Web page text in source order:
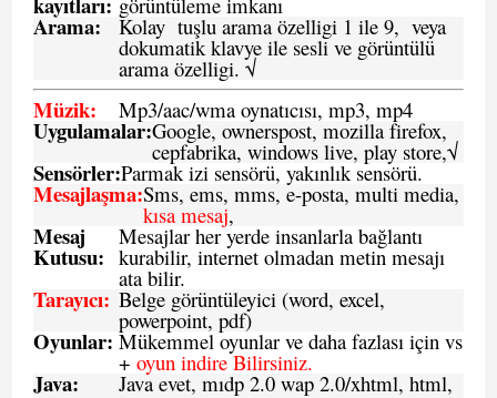
Arama: Kolay tuşlu arama özelligi 1 ile 9, veya
dokumatik klavye ile sesli ve görüntülü
arama özelligi. √
Müzik: Mp3/aac/wma oynatıcısı, mp3, mp4
Uygulamalar:Google, ownerspost, mozilla firefox,
cepfabrika, windows live, play store,√
Sensörler:Parmak izi sensörü, yakınlık sensörü.
Mesajlaşma:Sms, ems, mms, e-posta, multi media,
kısa mesaj,
Mesaj
Kutusu:
Mesajlar her yerde insanlarla bağlantı
kurabilir, internet olmadan metin mesajı
ata bilir.
Tarayıcı: Belge görüntüleyici (word, excel,
powerpoint, pdf)
Oyunlar: Mükemmel oyunlar ve daha fazlası için vs
+ oyun indire Bilirsiniz.
Java: Java evet, mıdp 2.0 wap 2.0/xhtml, html,